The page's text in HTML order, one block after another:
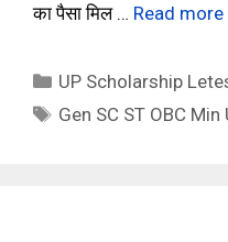
का पैसा मिल … Read more
Categories
UP Scholarship
Tags
Gen SC ST OBC